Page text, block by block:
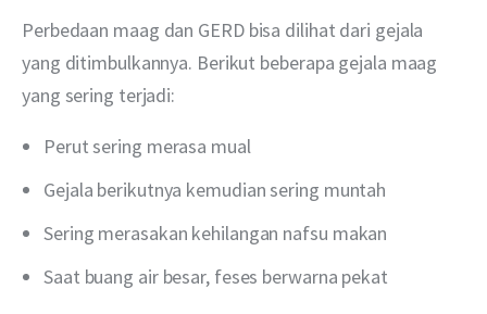
Perbedaan maag dan GERD bisa dilihat dari gejala
yang ditimbulkannya. Berikut beberapa gejala maag
yang sering terjadi:
Perut sering merasa mual
Gejala berikutnya kemudian sering muntah
Sering merasakan kehilangan nafsu makan
Saat buang air besar, feses berwarna pekat